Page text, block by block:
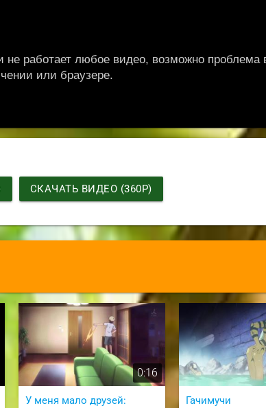
СКАЧАТЬ ВИДЕО (360P)
0:16
У меня мало друзей:
Гачимучи